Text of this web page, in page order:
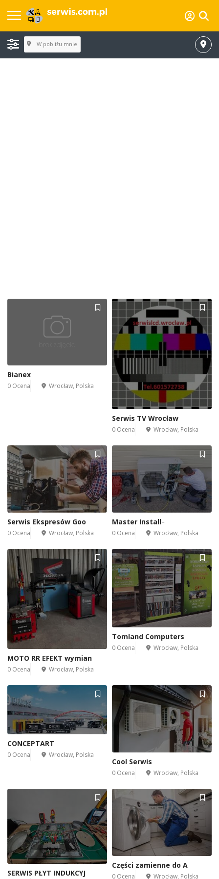
W pobliżu mnie
Bianex
0 Ocena Wrocław, Polska
Serwis TV Wrocław
0 Ocena Wrocław, Polska
Serwis Ekspresów Goo
0 Ocena Wrocław, Polska
Master Install ̵
0 Ocena Wrocław, Polska
MOTO RR EFEKT wymian
0 Ocena Wrocław, Polska
Tomland Computers
0 Ocena Wrocław, Polska
CONCEPTART
0 Ocena Wrocław, Polska
Cool Serwis
0 Ocena Wrocław, Polska
SERWIS PŁYT INDUKCYJ
Części zamienne do A
0 Ocena Wrocław, Polska